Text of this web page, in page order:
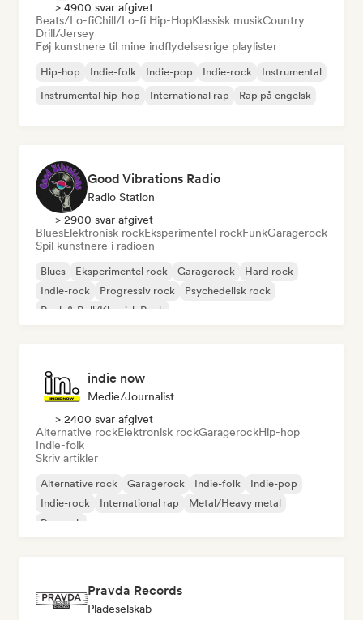
> 4900 svar afgivet
Beats/Lo-fiChill/Lo-fi Hip-HopKlassisk musikCountry
Drill/Jersey
Føj kunstnere til mine indflydelsesrige playlister
Hip-hop Indie-folk Indie-pop Indie-rock
Instrumental
Instrumental hip-hop
International rap Rap på engelsk
Good Vibrations Radio
Radio Station
> 2900 svar afgivet
BluesElektronisk rockEksperimentel rockFunkGaragerock
Spil kunstnere i radioen
Blues Eksperimentel rock Garagerock
Hard rock
Indie-rock
Progressiv rock
Psychedelisk rock
Rock & Roll/Klassisk Rock
indie now
Medie/journalist
> 2400 svar afgivet
Alternative rockElektronisk rockGaragerockHip-hop
Indie-folk
Skriv artikler
Alternative rock Garagerock Indie-folk
Indie-pop
Indie-rock
International rap
Metal/Heavy metal
Poprock
Pravda Records
Pladeselskab